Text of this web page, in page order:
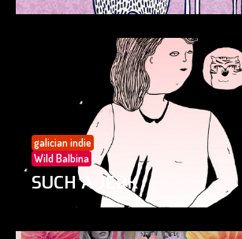
galician indie
Wild Balbina
SUCH A JERK